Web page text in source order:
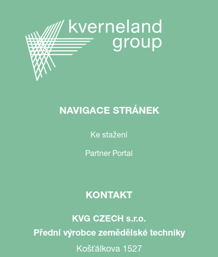
NAVIGACE STRÁNEK
Ke stažení
Partner Portal
KONTAKT
KVG CZECH s.r.o.
Přední výrobce zemědělské techniky
Košťálkova 1527